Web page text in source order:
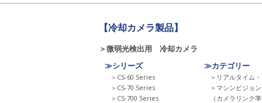
【冷却カメラ製品】
＞微弱光検出用 冷却カメラ
≫シリーズ
＞CS-60 Series
＞CS-70 Series
＞CS-700 Series
≫カテゴリー
＞リアルタイム
＞マシンビジョン
（カメラリンク準